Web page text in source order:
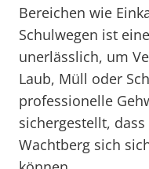
Bereichen wie
Schulwegen ist
unerlässlich, um
Laub, Müll oder
professionelle
sichergestellt,
Wachtberg sich